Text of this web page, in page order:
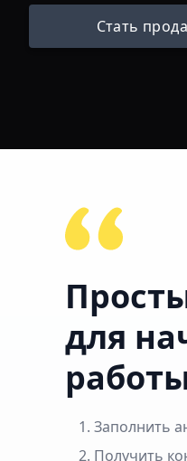
Стать
для
Заполнить
Получить